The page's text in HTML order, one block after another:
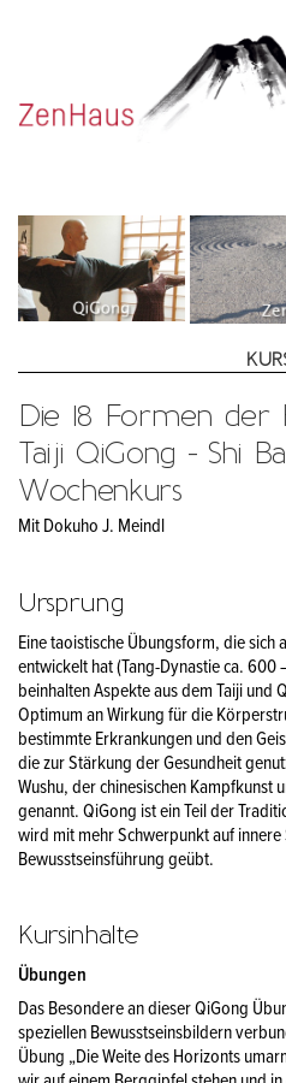
Die 18 Formen der
Taiji QiGong - Shi
Wochenkurs
Mit Dokuho J. Meindl
Ursprung
Eine taoistische Übungsform, die sich
entwickelt hat (Tang-Dynastie ca.
beinhalten Aspekte aus dem Taiji und
Optimum an Wirkung für die
bestimmte Erkrankungen und den
die zur Stärkung der Gesundheit
Wushu, der chinesischen Kampfkunst
genannt. QiGong ist ein Teil der
wird mit mehr Schwerpunkt auf innere
Bewusstseinsführung geübt.
Kursinhalte
Übungen
Das Besondere an dieser QiGong
speziellen Bewusstseinsbildern
Übung „Die Weite des Horizonts